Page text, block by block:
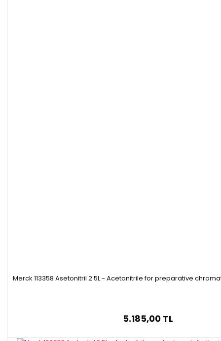
Merck 113358 Asetonitril 2.5L - Acetonitrile for preparative
5.185,00 TL